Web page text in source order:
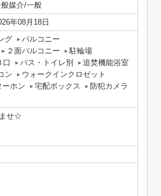
媒介/一般
年08月18日
グ
バルコニー
２面バルコニー
駐輪場
口
バス・トイレ別
追焚機能浴室
ン
ウォークインクロゼット
ーホン
宅配ボックス 防犯カメラ
せ☆